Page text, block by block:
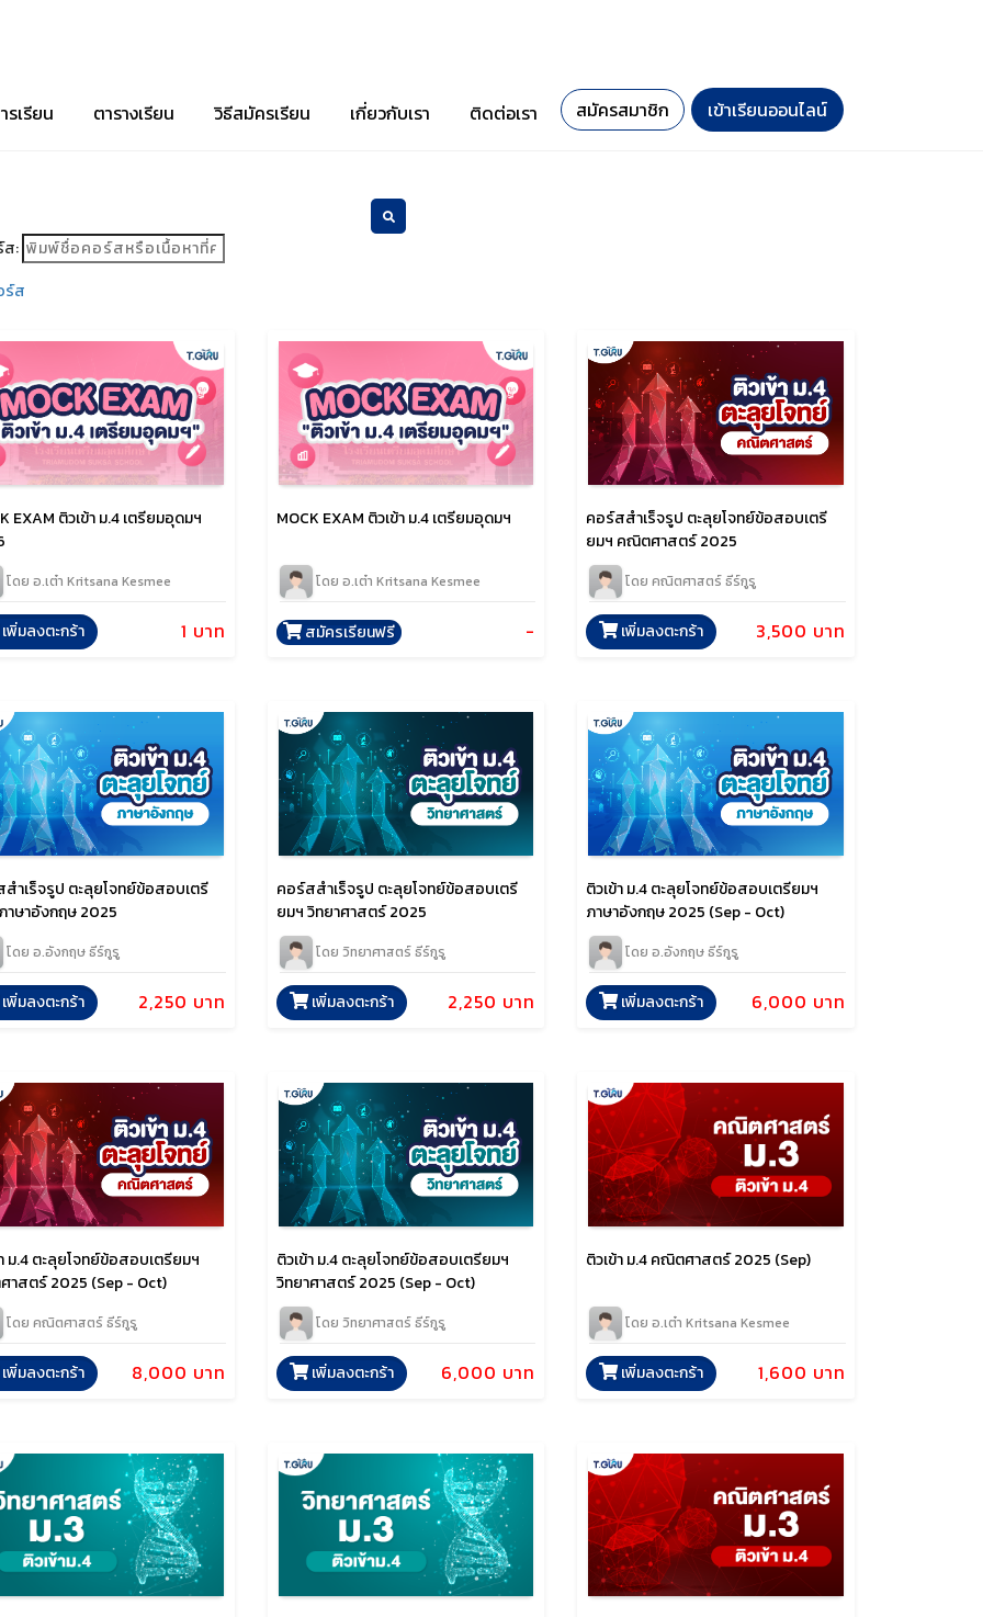
รเรียน ตารางเรียน วิธีสมัครเรียน เกี่ยวกับเรา ติดต่อเรา สมัครสมาชิก เข้าเรียนออนไลน์
ส:
ร์ส
EXAM ติวเข้า ม.4 เตรียมอุดมฯ
โดย อ.เต๋า Kritsana Kesmee
1 บาท
เพิ่มลงตะกร้า
MOCK EXAM ติวเข้า ม.4 เตรียมอุดมฯ
โดย อ.เต๋า Kritsana Kesmee
-
สมัครเรียนฟรี
คอร์สสำเร็จรูป ตะลุยโจทย์ข้อสอบเตรี
ยมฯ คณิตศาสตร์ 2025
โดย คณิตศาสตร์ ธีร์กูรู
3,500 บาท
เพิ่มลงตะกร้า
ำเร็จรูป ตะลุยโจทย์ข้อสอบเตรี
าษาอังกฤษ 2025
โดย อ.อังกฤษ ธีร์กูรู
2,250 บาท
เพิ่มลงตะกร้า
คอร์สสำเร็จรูป ตะลุยโจทย์ข้อสอบเตรี
ยมฯ วิทยาศาสตร์ 2025
โดย วิทยาศาสตร์ ธีร์กูรู
2,250 บาท
เพิ่มลงตะกร้า
ติวเข้า ม.4 ตะลุยโจทย์ข้อสอบเตรียมฯ
ภาษาอังกฤษ 2025 (Sep - Oct)
โดย อ.อังกฤษ ธีร์กูรู
6,000 บาท
เพิ่มลงตะกร้า
ม.4 ตะลุยโจทย์ข้อสอบเตรียมฯ
สตร์ 2025 (Sep - Oct)
โดย คณิตศาสตร์ ธีร์กูรู
8,000 บาท
เพิ่มลงตะกร้า
ติวเข้า ม.4 ตะลุยโจทย์ข้อสอบเตรียมฯ
วิทยาศาสตร์ 2025 (Sep - Oct)
โดย วิทยาศาสตร์ ธีร์กูรู
6,000 บาท
เพิ่มลงตะกร้า
ติวเข้า ม.4 คณิตศาสตร์ 2025 (Sep)
โดย อ.เต๋า Kritsana Kesmee
1,600 บาท
เพิ่มลงตะกร้า